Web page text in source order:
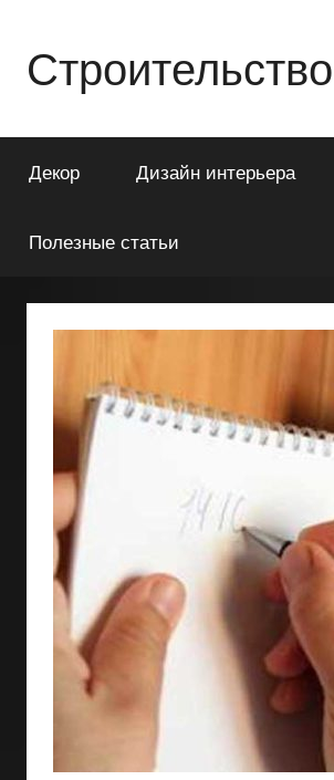
содержимому
о
строительстве
Декор Дизайн интерьера
Полезные статьи